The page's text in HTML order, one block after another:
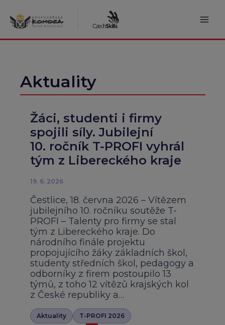
obsah
Aktuality
Žáci, studenti i firmy
spojili síly. Jubilejní
10. ročník T-PROFI vyhrál
tým z Libereckého kraje
19. 6. 2026
Čestlice, 18. června 2026 – Vítězem
jubilejního 10. ročníku soutěže T-
PROFI – Talenty pro firmy se stal
tým z Libereckého kraje. Do
národního finále projektu
propojujícího žáky základních škol,
studenty středních škol, pedagogy a
odborníky z firem postoupilo 13
týmů, z toho 12 vítězů krajských kol
z České republiky a…
Aktuality
T-PROFI 2026